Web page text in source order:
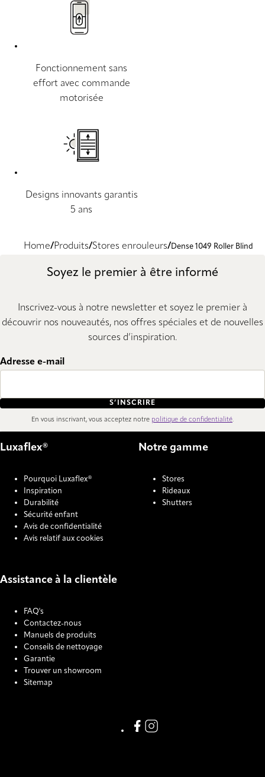
Fonctionnement sans
effort avec commande
motorisée
Designs innovants garantis
5 ans
Home Produits Stores enrouleurs Dense 1049 Roller Blind
Soyez le premier à être informé
Inscrivez-vous à notre newsletter et soyez le premier à
découvrir nos nouveautés, nos offres spéciales et de nouvelles
sources d’inspiration.
Adresse e-mail
S’INSCRIRE
En vous inscrivant, vous acceptez notre politique de confidentialité.
Luxaflex®
Pourquoi Luxaflex®
Inspiration
Durabilité
Sécurité enfant
Avis de confidentialité
Avis relatif aux cookies
Notre gamme
Stores
Rideaux
Shutters
Assistance à la clientèle
FAQ's
Contactez-nous
Manuels de produits
Conseils de nettoyage
Garantie
Trouver un showroom
Sitemap
Link missing Display text from
Link missing Display text